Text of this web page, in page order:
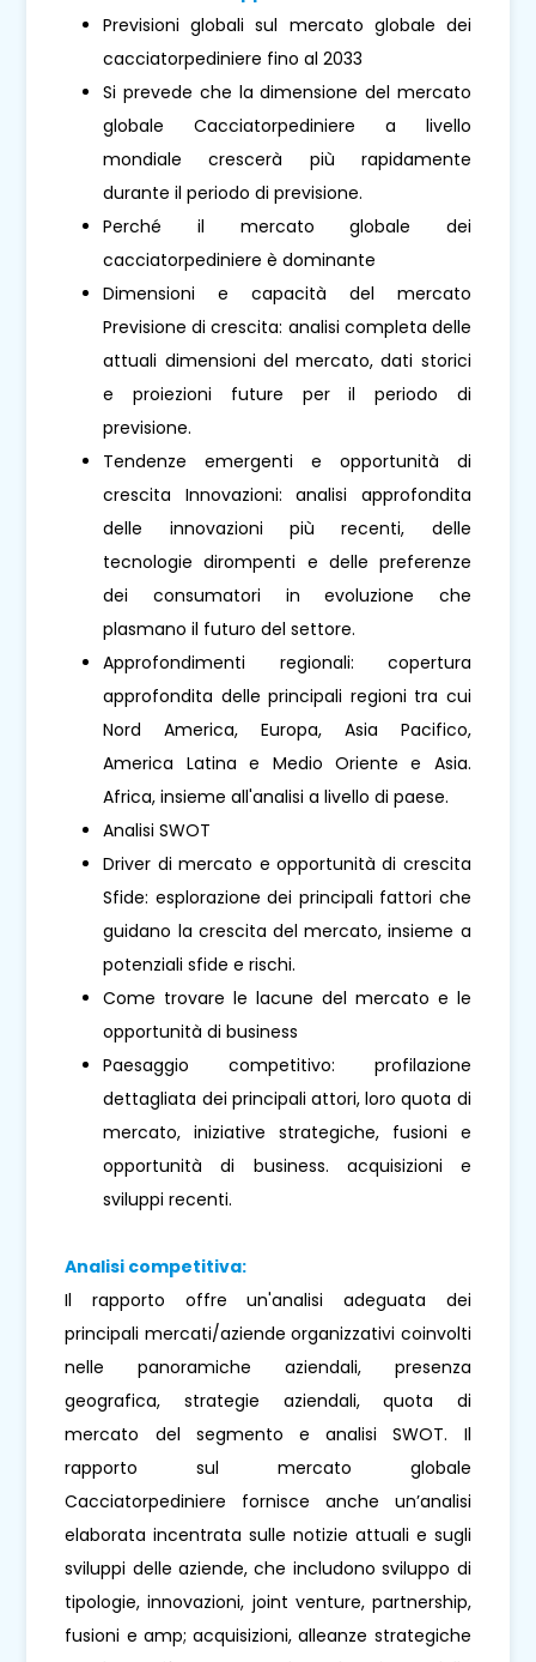
Previsioni globali sul mercato globale dei
cacciatorpediniere fino al 2033
Si prevede che la dimensione del mercato
globale Cacciatorpediniere a livello
mondiale crescerà più rapidamente
durante il periodo di previsione.
Perché il mercato globale dei
cacciatorpediniere è dominante
Dimensioni e capacità del mercato
Previsione di crescita: analisi completa delle
attuali dimensioni del mercato, dati storici
e proiezioni future per il periodo di
previsione.
Tendenze emergenti e opportunità di
crescita Innovazioni: analisi approfondita
delle innovazioni più recenti, delle
tecnologie dirompenti e delle preferenze
dei consumatori in evoluzione che
plasmano il futuro del settore.
Approfondimenti regionali: copertura
approfondita delle principali regioni tra cui
Nord America, Europa, Asia Pacifico,
America Latina e Medio Oriente e Asia.
Africa, insieme all'analisi a livello di paese.
Analisi SWOT
Driver di mercato e opportunità di crescita
Sfide: esplorazione dei principali fattori che
guidano la crescita del mercato, insieme a
potenziali sfide e rischi.
Come trovare le lacune del mercato e le
opportunità di business
Paesaggio competitivo: profilazione
dettagliata dei principali attori, loro quota di
mercato, iniziative strategiche, fusioni e
opportunità di business. acquisizioni e
sviluppi recenti.
Analisi competitiva:
Il rapporto offre un'analisi adeguata dei
principali mercati/aziende organizzativi coinvolti
nelle panoramiche aziendali, presenza
geografica, strategie aziendali, quota di
mercato del segmento e analisi SWOT. Il
rapporto sul mercato globale
Cacciatorpediniere fornisce anche un’analisi
elaborata incentrata sulle notizie attuali e sugli
sviluppi delle aziende, che includono sviluppo di
tipologie, innovazioni, joint venture, partnership,
fusioni e amp; acquisizioni, alleanze strategiche